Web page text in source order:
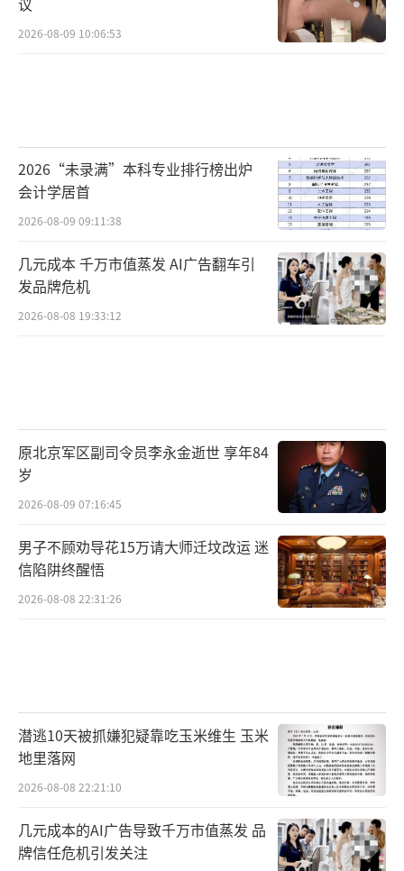
2026-08-09 10:06:53
2026“未录满”本科专业排行榜出炉
会计学居首
2026-08-09 09:11:38
几元成本 千万市值蒸发 AI广告翻车引
发品牌危机
2026-08-08 19:33:12
原北京军区副司令员李永金逝世 享年84
岁
2026-08-09 07:16:45
男子不顾劝导花15万请大师迁坟改运 迷
信陷阱终醒悟
2026-08-08 22:31:26
潜逃10天被抓嫌犯疑靠吃玉米维生 玉米
地里落网
2026-08-08 22:21:10
几元成本的AI广告导致千万市值蒸发 品
牌信任危机引发关注